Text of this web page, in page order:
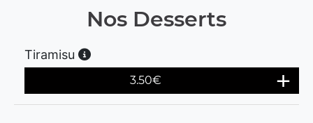
Nos Desserts
Tiramisu
3.50€